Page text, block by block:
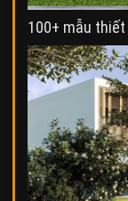
100+ mẫu